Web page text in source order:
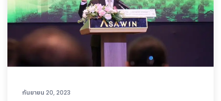
กันยายน 20, 2023